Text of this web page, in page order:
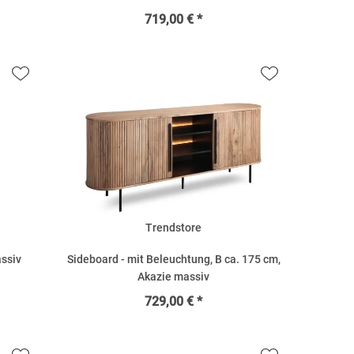
719,00 € *
Trendstore
Sideboard - mit Beleuchtung, B ca. 175 cm,
Akazie massiv
729,00 € *